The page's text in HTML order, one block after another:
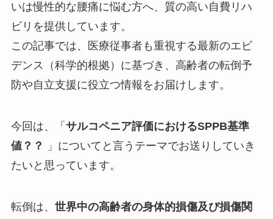
いは慢性的な腰痛に悩む方へ、 質の高い自費リハ
ビリ を提供しています。
この記事では、医療従事者も重視する最新のエビ
デンス（科学的根拠）に基づき、高齢者の転倒予
防や自立支援に役立つ情報をお届けします。
今回は、「 サルコペニア評価におけるSPPB基準
値？？
」についてと言うテーマでお送りしていき
たいと思っています。
転倒は、 世界中の高齢者の身体的損傷及び損傷関